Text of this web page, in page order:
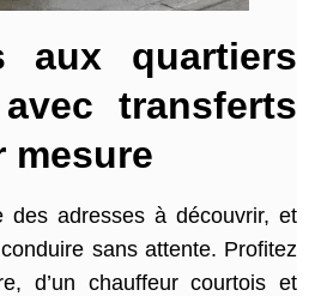
aux quartiers
transferts
mesure
des adresses à découvrir, et
sans attente. Profitez
d’un chauffeur courtois et